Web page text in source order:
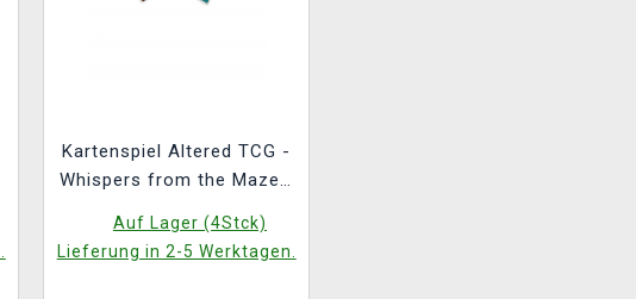
Kartenspiel Altered TCG -
Whispers from the Maze -
(ENGLISCHE VERSION)
Auf Lager (4Stck)
Lieferung in 2-5 Werktagen.